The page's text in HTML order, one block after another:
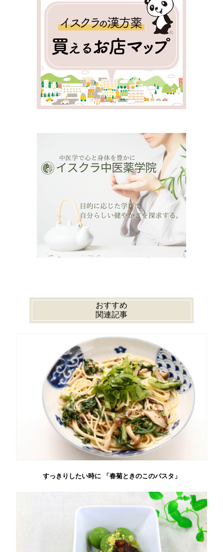
おすすめ
関連記事
すっきりしたい時に 「春菊ときのこのパスタ」